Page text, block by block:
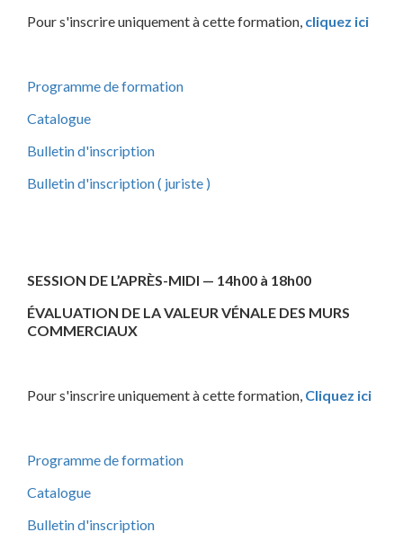
Pour s'inscrire uniquement à cette formation, cliquez ici
Programme de formation
Catalogue
Bulletin d'inscription
Bulletin d'inscription ( juriste )
SESSION DE L’APRÈS-MIDI — 14h00 à 18h00
ÉVALUATION DE LA VALEUR VÉNALE DES MURS
COMMERCIAUX
Pour s'inscrire uniquement à cette formation, Cliquez ici
Programme de formation
Catalogue
Bulletin d'inscription